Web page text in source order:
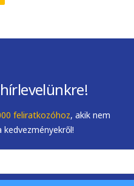
feliratkozóhoz, akik nem